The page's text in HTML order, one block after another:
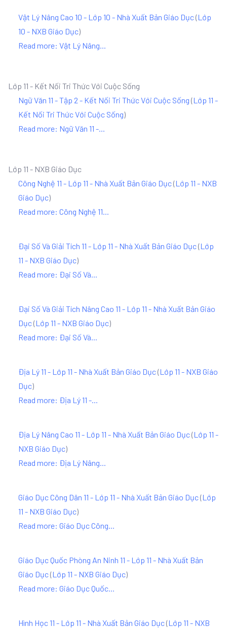
Vật Lý Nâng Cao 10 - Lớp 10 - Nhà Xuất Bản Giáo Dục(Lớp
10 - NXB Giáo Dục)
Read more: Vật Lý Nâng...
Lớp 11 - Kết Nối Tri Thức Với Cuộc Sống
Ngữ Văn 11 - Tập 2 - Kết Nối Tri Thức Với Cuộc Sống (Lớp 11 -
Kết Nối Tri Thức Với Cuộc Sống)
Read more: Ngữ Văn 11 -...
Lớp 11 - NXB Giáo Dục
Công Nghệ 11 - Lớp 11 - Nhà Xuất Bản Giáo Dục(Lớp 11 - NXB
Giáo Dục)
Read more: Công Nghệ 11...
Đại Số Và Giải Tích 11 - Lớp 11 - Nhà Xuất Bản Giáo Dục(Lớp
11 - NXB Giáo Dục)
Read more: Đại Số Và...
Đại Số Và Giải Tích Nâng Cao 11 - Lớp 11 - Nhà Xuất Bản Giáo
Dục(Lớp 11 - NXB Giáo Dục)
Read more: Đại Số Và...
Địa Lý 11 - Lớp 11 - Nhà Xuất Bản Giáo Dục(Lớp 11 - NXB Giáo
Dục)
Read more: Địa Lý 11 -...
Địa Lý Nâng Cao 11 - Lớp 11 - Nhà Xuất Bản Giáo Dục(Lớp 11 -
NXB Giáo Dục)
Read more: Địa Lý Nâng...
Giáo Dục Công Dân 11 - Lớp 11 - Nhà Xuất Bản Giáo Dục(Lớp
11 - NXB Giáo Dục)
Read more: Giáo Dục Công...
Giáo Dục Quốc Phòng An Ninh 11 - Lớp 11 - Nhà Xuất Bản
Giáo Dục(Lớp 11 - NXB Giáo Dục)
Read more: Giáo Dục Quốc...
Hình Học 11 - Lớp 11 - Nhà Xuất Bản Giáo Dục(Lớp 11 - NXB